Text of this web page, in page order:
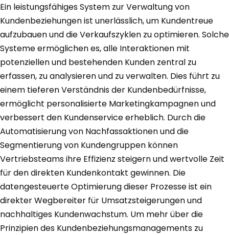
Ein leistungsfähiges System zur Verwaltung von
Kundenbeziehungen ist unerlässlich, um Kundentreue
aufzubauen und die Verkaufszyklen zu optimieren. Solche
Systeme ermöglichen es, alle Interaktionen mit
potenziellen und bestehenden Kunden zentral zu
erfassen, zu analysieren und zu verwalten. Dies führt zu
einem tieferen Verständnis der Kundenbedürfnisse,
ermöglicht personalisierte Marketingkampagnen und
verbessert den Kundenservice erheblich. Durch die
Automatisierung von Nachfassaktionen und die
Segmentierung von Kundengruppen können
Vertriebsteams ihre Effizienz steigern und wertvolle Zeit
für den direkten Kundenkontakt gewinnen. Die
datengesteuerte Optimierung dieser Prozesse ist ein
direkter Wegbereiter für Umsatzsteigerungen und
nachhaltiges Kundenwachstum. Um mehr über die
Prinzipien des Kundenbeziehungsmanagements zu